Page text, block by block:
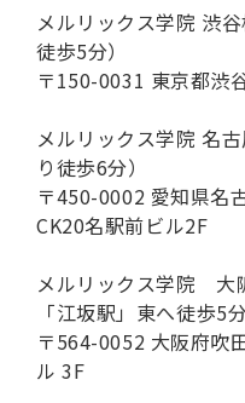
メルリックス学院 渋
徒歩5分）
〒150-0031 東京都渋
メルリックス学院 名
り徒歩6分）
〒450-0002 愛知県名
CK20名駅前ビル2F
メルリックス学院 大
「江坂駅」東へ徒歩5分
〒564-0052 大阪府吹
ル 3F